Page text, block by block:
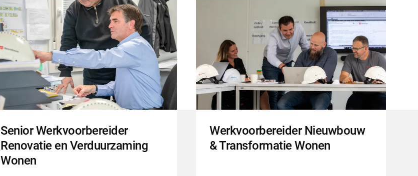
Senior Werkvoorbereider
Renovatie en Verduurzaming
Wonen
Werkvoorbereider Nieuwbouw
& Transformatie Wonen